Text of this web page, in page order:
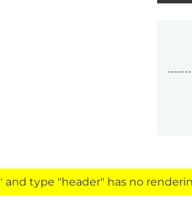
type "header" has no